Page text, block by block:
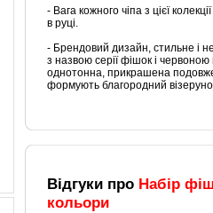
- Вага кожного чіпа з цієї
в руці.
- Брендовий дизайн, стильне і
з назвою серії фішок і
однотонна, прикрашена
формують благородний
Відгуки про Набір
кольори